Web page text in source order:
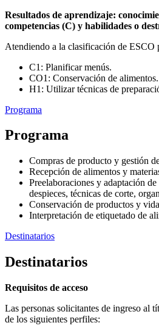
Resultados de aprendizaje:
competencias (C) y habilidades o
Atendiendo a la clasificación de ESCO
C1: Planificar menús.
CO1: Conservación de alimentos.
H1: Utilizar técnicas de
Programa
Programa
Compras de producto y gestión
Recepción de alimentos y
Preelaboraciones y adaptación
despieces, técnicas de corte,
Conservación de productos y
Interpretación de etiquetado de
Destinatarios
Destinatarios
Requisitos de acceso
Las personas solicitantes de ingreso al
de los siguientes perfiles: